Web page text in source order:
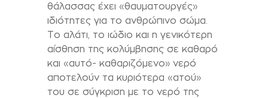
θάλασσας έχει «θαυματουργές»
ιδιότητες για το ανθρώπινο σώμα.
Το αλάτι, το ιώδιο και η γενικότερη
αίσθηση της κολύμβησης σε καθαρό
και «αυτό- καθαριζόμενο» νερό
αποτελούν τα κυριότερα «ατού»
του σε σύγκριση με το νερό της